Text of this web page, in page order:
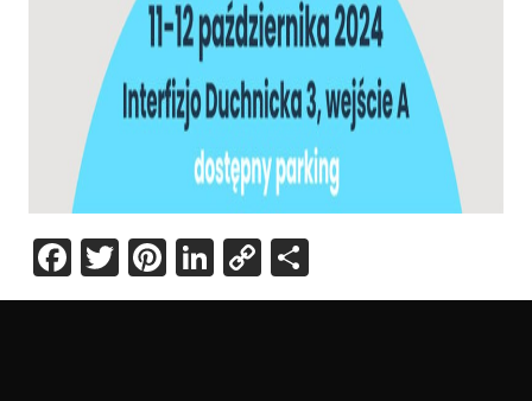
Facebook
Twitter
Pinterest
LinkedIn
Copy
Link
Share